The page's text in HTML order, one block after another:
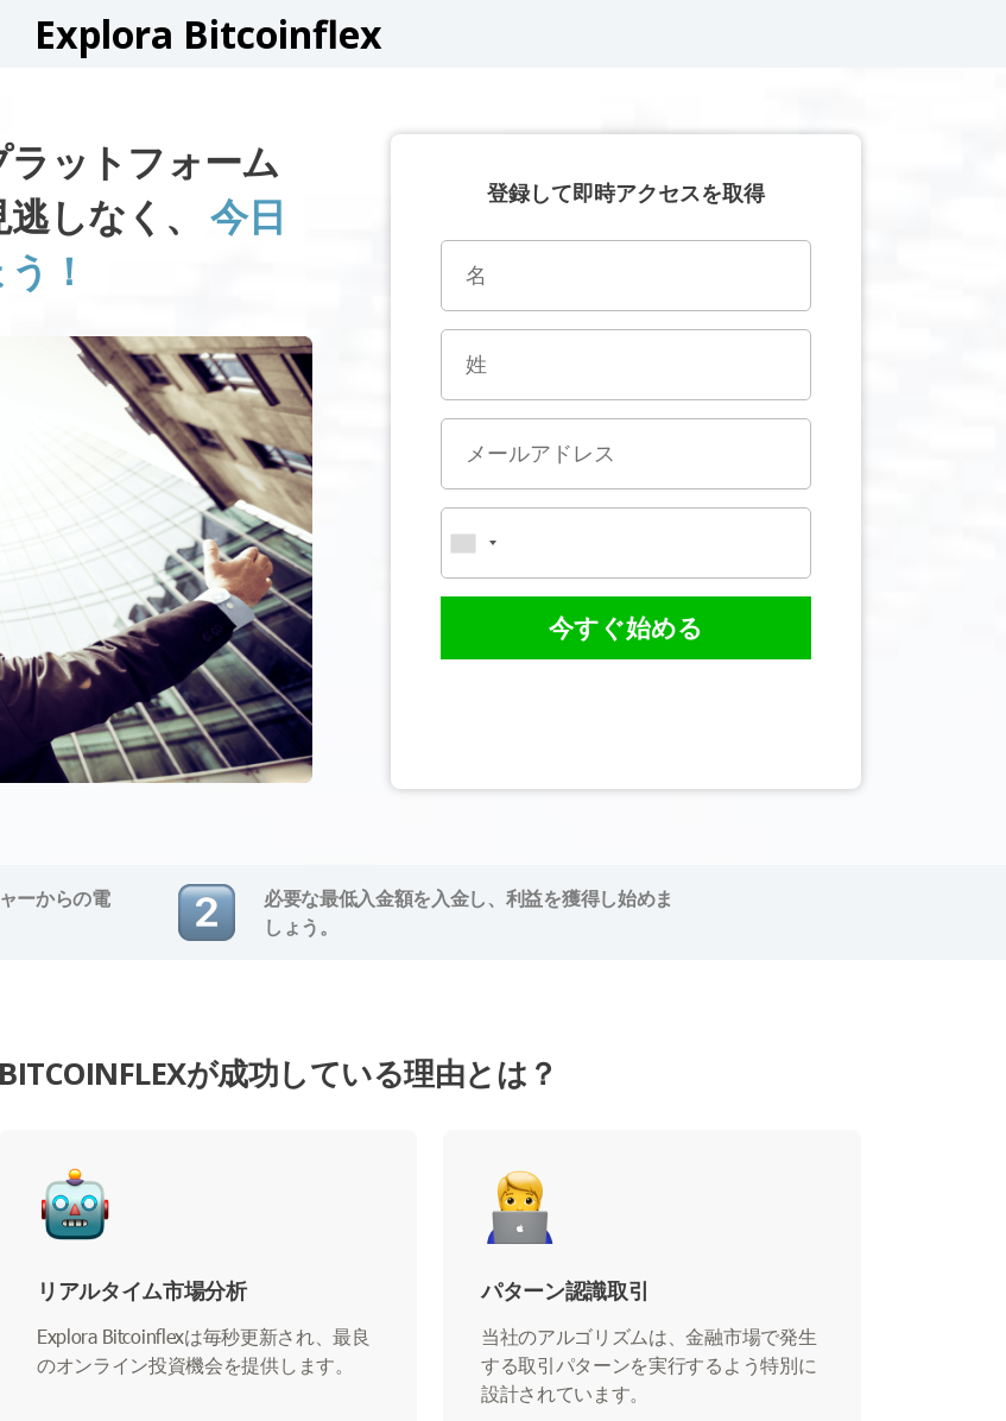
Explora Bitcoinflex
ラットフォーム
逃しなく、今日
！
登録して即時アクセスを取得
今すぐ始める
ーからの電
必要な最低入金額を入金し、利益を獲得し始めま
しょう。
が成功している理由とは？
リアルタイム市場分析
Explora Bitcoinflexは毎秒更新され、最良
のオンライン投資機会を提供します。
パターン認識取引
当社のアルゴリズムは、金融市場で発生
する取引パターンを実行するよう特別に
設計されています。